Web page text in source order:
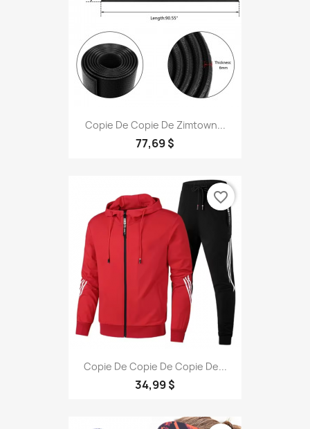
Copie De Copie De Zimtown...
77,69 $
Copie De Copie De Copie De...
34,99 $
favorite_border